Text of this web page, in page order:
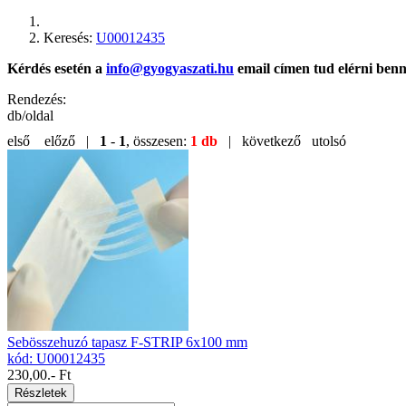
Keresés: U00012435
Kérdés esetén a info@gyogyaszati.hu email címen tud elérni
Rendezés:
db/oldal
első előző | 1 - 1, összesen: 1 db | következő utolsó
Sebösszehuzó tapasz F-STRIP 6x100 mm
kód: U00012435
230,00.- Ft
Részletek